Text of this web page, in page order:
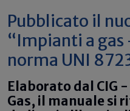
Pubblicato il
“Impianti a gas
norma UNI
Elaborato dal CIG
Gas, il manuale si